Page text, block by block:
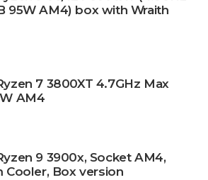
95W AM4) box with Wraith
7 3800XT 4.7GHz Max
AM4
9 3900x, Socket AM4,
Cooler, Box version